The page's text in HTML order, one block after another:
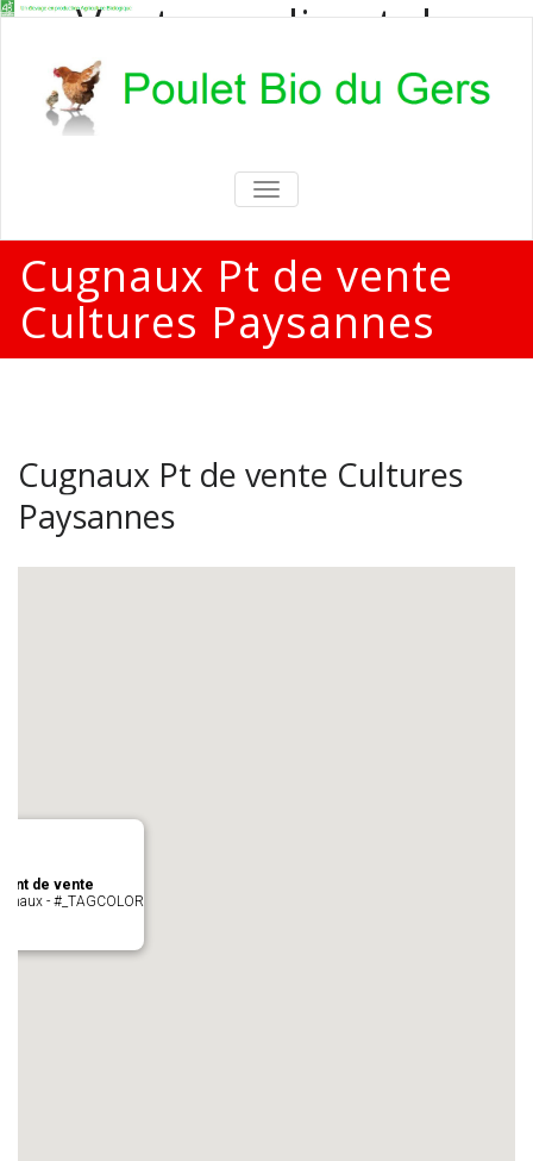
Vente en direct de
poulets bio
Vente en direct de poulets bio aux
particuliers et professionnels
TOGGLE
NAVIGATION
Cugnaux Pt de vente
Cultures Paysannes
Cugnaux Pt de vente Cultures
Paysannes
de vente
- #_TAGCOLOR